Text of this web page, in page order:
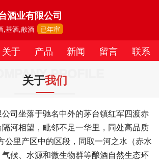
酒业有限公司
,基酒,散酒 已年审
关于 产品 新闻 留言 联系
PROFILE
关于我们
司坐落于驰名中外的茅台镇红军四渡赤
河相望，毗邻不足一华里，同处高品质
公里产区中的区段，同取一河之水（赤水
候、水源和微生物群等酿酒自然生态环